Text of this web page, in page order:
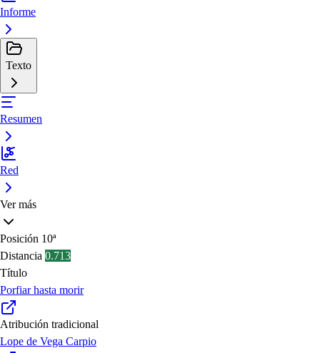
Informe
Texto
Resumen
Red
Ver más
Posición 10ª
Distancia 0.713
Título
Porfiar hasta morir
Atribución tradicional
Lope de Vega Carpio